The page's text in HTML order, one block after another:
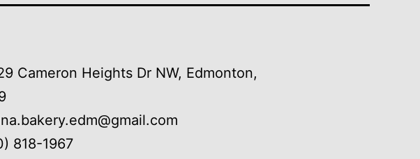
Cameron Heights Dr NW, Edmonton,
818-1967